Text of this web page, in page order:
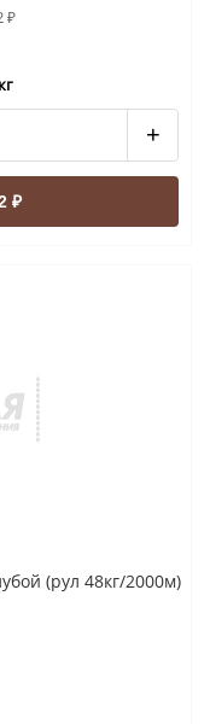
₽
+
₽
(рул 48кг/2000м)